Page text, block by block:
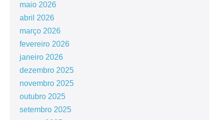
maio 2026
abril 2026
março 2026
fevereiro 2026
janeiro 2026
dezembro 2025
novembro 2025
outubro 2025
setembro 2025